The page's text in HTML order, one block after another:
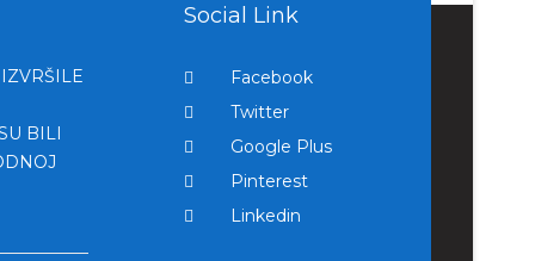
BILI
Social Link
Facebook
Twitter
Google Plus
Pinterest
Linkedin